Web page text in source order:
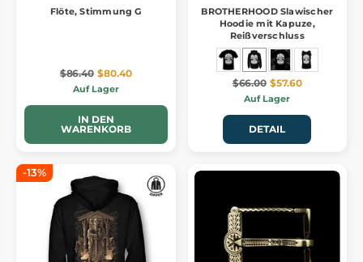
Flöte, Stimmung G
$86.40 $80.40
Auf Lager
IN DEN
WARENKORB
BROTHERHOOD Slawischer
Hoodie mit Kapuze,
Reißverschluss
$66.00 $57.60
Auf Lager
DETAIL
-13%